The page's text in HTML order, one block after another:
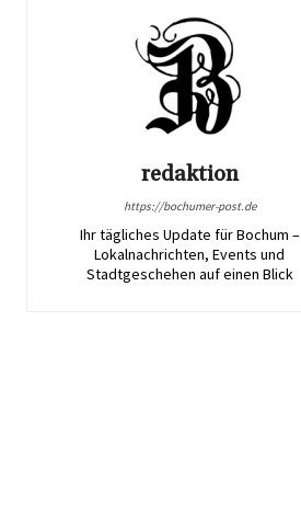
redaktion
https://bochumer-post.de
Ihr tägliches Update für Bochum –
Lokalnachrichten, Events und
Stadtgeschehen auf einen Blick